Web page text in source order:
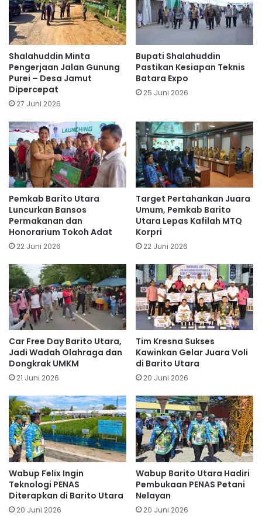
Shalahuddin Minta
Pengerjaan Jalan Gunung
Purei – Desa Jamut
Dipercepat
27 Juni 2026
Bupati Shalahuddin
Pastikan Kesiapan Teknis
Batara Expo
25 Juni 2026
Pemkab Barito Utara
Luncurkan Bansos
Permakanan dan
Honorarium Tokoh Adat
22 Juni 2026
Target Pertahankan Juara
Umum, Pemkab Barito
Utara Lepas Kafilah MTQ
Korpri
22 Juni 2026
Car Free Day Barito Utara,
Jadi Wadah Olahraga dan
Dongkrak UMKM
21 Juni 2026
Tim Kresna Sukses
Kawinkan Gelar Juara Voli
di Barito Utara
20 Juni 2026
Wabup Felix Ingin
Teknologi PENAS
Diterapkan di Barito Utara
20 Juni 2026
Wabup Barito Utara Hadiri
Pembukaan PENAS Petani
Nelayan
20 Juni 2026